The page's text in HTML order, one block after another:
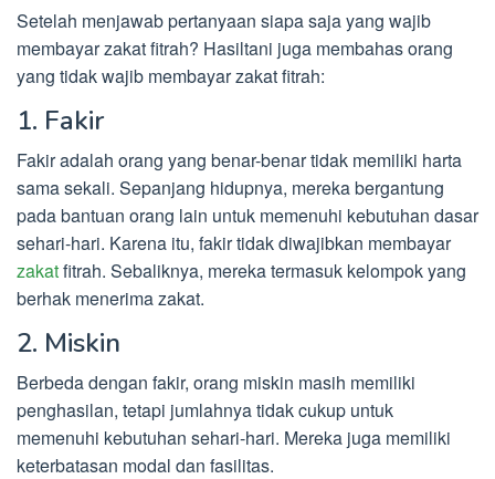
Setelah menjawab pertanyaan siapa saja yang wajib
membayar zakat fitrah? Hasiltani juga membahas orang
yang tidak wajib membayar zakat fitrah:
1. Fakir
Fakir adalah orang yang benar-benar tidak memiliki harta
sama sekali. Sepanjang hidupnya, mereka bergantung
pada bantuan orang lain untuk memenuhi kebutuhan dasar
sehari-hari. Karena itu, fakir tidak diwajibkan membayar
zakatfitrah. Sebaliknya, mereka termasuk kelompok yang
berhak menerima zakat.
2. Miskin
Berbeda dengan fakir, orang miskin masih memiliki
penghasilan, tetapi jumlahnya tidak cukup untuk
memenuhi kebutuhan sehari-hari. Mereka juga memiliki
keterbatasan modal dan fasilitas.